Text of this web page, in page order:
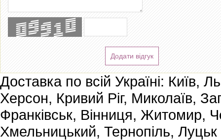
Додати відгук
Доставка по всій Україні: Київ,
Херсон, Кривий Ріг, Миколаїв,
Франківськ, Вінниця, Житомир,
Хмельницький, Тернопіль, Луцьк